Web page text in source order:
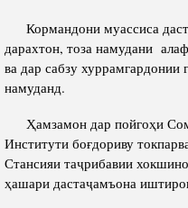
Полномочия
Биография
Книги
Пресс-центр
Структура Института
Руководители и
Кормандони муассиса
дарахтон, тоза намудани
ва дар сабзу
намуданд.
Ҳамзамон дар пойгоҳи
Институти боғдориву
Стансияи таҷрибавии
ҳашари дастаҷамъона